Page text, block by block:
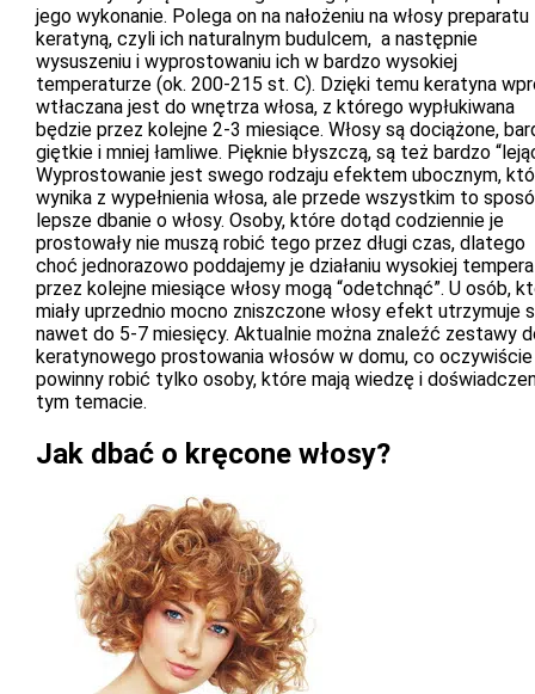
jego wykonanie. Polega on na nałożeniu na włosy preparatu
keratyną, czyli ich naturalnym budulcem, a następnie
wysuszeniu i wyprostowaniu ich w bardzo wysokiej
temperaturze (ok. 200-215 st. C). Dzięki temu keratyna
wtłaczana jest do wnętrza włosa, z którego wypłukiwana
będzie przez kolejne 2-3 miesiące. Włosy są dociążone,
giętkie i mniej łamliwe. Pięknie błyszczą, są też bardzo
Wyprostowanie jest swego rodzaju efektem ubocznym,
wynika z wypełnienia włosa, ale przede wszystkim to
lepsze dbanie o włosy. Osoby, które dotąd codziennie je
prostowały nie muszą robić tego przez długi czas, dlatego
choć jednorazowo poddajemy je działaniu wysokiej
przez kolejne miesiące włosy mogą “odetchnąć”. U osób,
miały uprzednio mocno zniszczone włosy efekt utrzymuje
nawet do 5-7 miesięcy. Aktualnie można znaleźć zestawy
keratynowego prostowania włosów w domu, co oczywiście
powinny robić tylko osoby, które mają wiedzę i
tym temacie.
Jak dbać o kręcone włosy?